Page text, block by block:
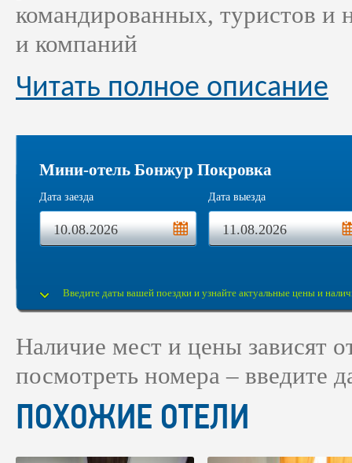
командированных, туристов и
и компаний
Читать полное описание
Мини-отель Бонжур Покровка
Дата заезда Дата выезда
Введите даты вашей поездки и узнайте актуальные цены и
Наличие мест и цены зависят
посмотреть номера – введите
ПОХОЖИЕ ОТЕЛИ